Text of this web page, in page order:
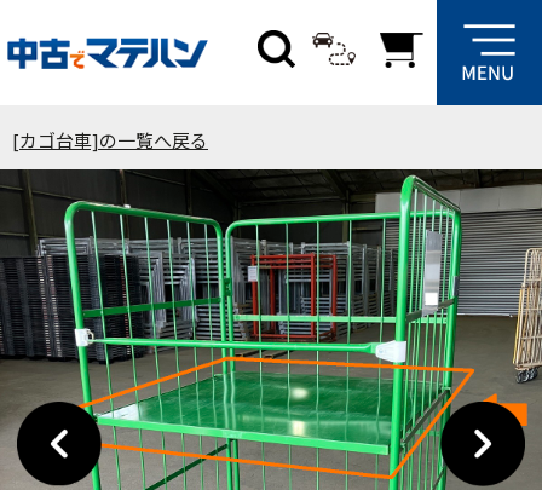
[カゴ台車]の一覧へ戻る